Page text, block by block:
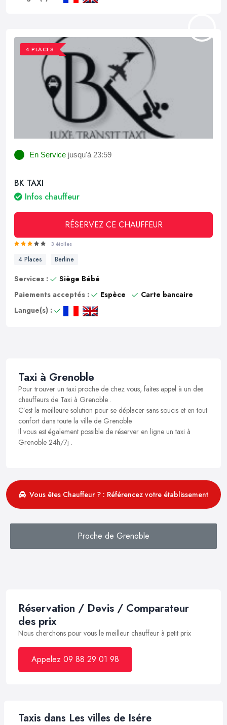
4 PLACES
En Service jusqu'à 23:59
BK TAXI
Infos chauffeur
RÉSERVEZ CE CHAUFFEUR
3 étoiles
4 Places Berline
Services :
Siège Bébé
Paiements acceptés :
Espèce
Carte bancaire
Langue(s) :
Taxi à Grenoble
Pour trouver un taxi proche de chez vous, faites appel à un des
chauffeurs de Taxi à Grenoble .
C’est la meilleure solution pour se déplacer sans soucis et en tout
confort dans toute la ville de Grenoble.
Il vous est également possible de réserver en ligne un taxi à
Grenoble 24h/7j .
Vous êtes Chauffeur ? : Référencez votre établissement
Proche de Grenoble
Réservation / Devis / Comparateur
des prix
Nous cherchons pour vous le meilleur chauffeur à petit prix
Appelez 09 88 29 01 98
Taxis dans Les villes de Isére